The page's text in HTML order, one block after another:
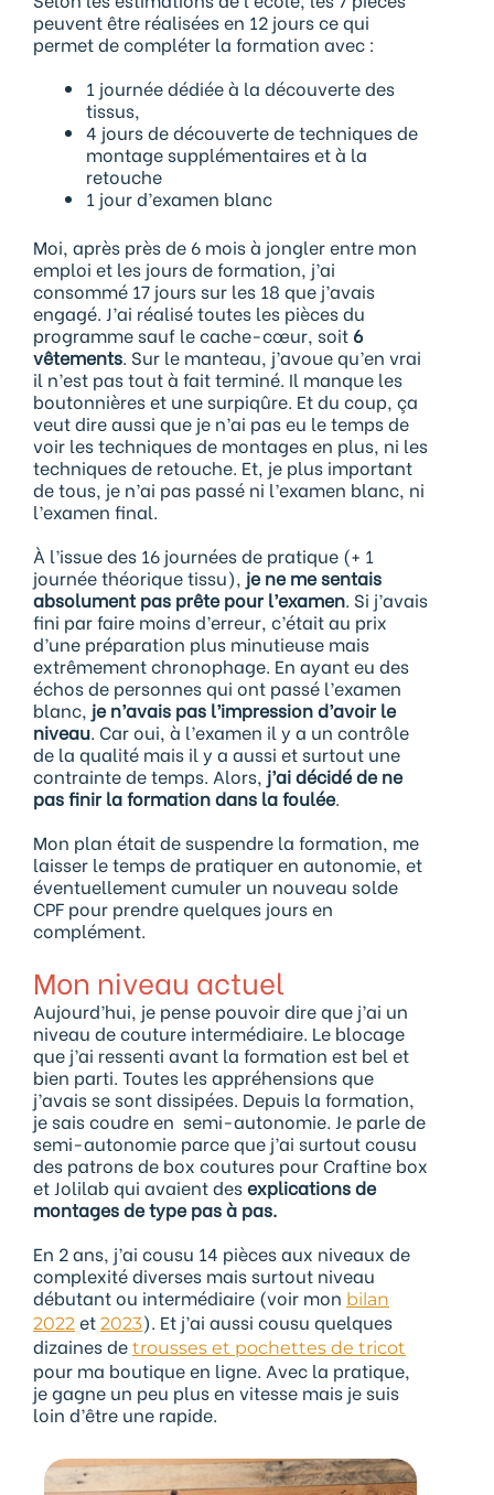
peuvent être réalisées en 12 jours ce qui
permet de compléter la formation avec :
1 journée dédiée à la découverte des
tissus,
4 jours de découverte de techniques de
montage supplémentaires et à la
retouche
1 jour d’examen blanc
Moi, après près de 6 mois à jongler entre mon
emploi et les jours de formation, j’ai
consommé 17 jours sur les 18 que j’avais
engagé. J’ai réalisé toutes les pièces du
programme sauf le cache-cœur, soit 6
vêtements . Sur le manteau, j’avoue qu’en vrai
il n’est pas tout à fait terminé. Il manque les
boutonnières et une surpiqûre. Et du coup, ça
veut dire aussi que je n’ai pas eu le temps de
voir les techniques de montages en plus, ni les
techniques de retouche. Et, je plus important
de tous, je n’ai pas passé ni l’examen blanc, ni
l’examen final.
À l’issue des 16 journées de pratique (+ 1
journée théorique tissu), je ne me sentais
absolument pas prête pour l’examen . Si j’avais
fini par faire moins d’erreur, c’était au prix
d’une préparation plus minutieuse mais
extrêmement chronophage. En ayant eu des
échos de personnes qui ont passé l’examen
blanc, je n’avais pas l’impression d’avoir le
niveau. Car oui, à l’examen il y a un contrôle
de la qualité mais il y a aussi et surtout une
contrainte de temps. Alors, j’ai décidé de ne
pas finir la formation dans la foulée.
Mon plan était de suspendre la formation, me
laisser le temps de pratiquer en autonomie, et
éventuellement cumuler un nouveau solde
CPF pour prendre quelques jours en
complément.
Mon niveau actuel
Aujourd’hui, je pense pouvoir dire que j’ai un
niveau de couture intermédiaire. Le blocage
que j’ai ressenti avant la formation est bel et
bien parti. Toutes les appréhensions que
j’avais se sont dissipées. Depuis la formation,
je sais coudre en semi-autonomie. Je parle de
semi-autonomie parce que j’ai surtout cousu
des patrons de box coutures pour Craftine box
et Jolilab qui avaient desexplications de
montages de type pas à pas.
En 2 ans, j’ai cousu 14 pièces aux niveaux de
complexité diverses mais surtout niveau
débutant ou intermédiaire (voir mon bilan
2022 et 2023). Et j’ai aussi cousu quelques
dizaines de trousses et pochettes de tricot
pour ma boutique en ligne. Avec la pratique,
je gagne un peu plus en vitesse mais je suis
loin d’être une rapide.